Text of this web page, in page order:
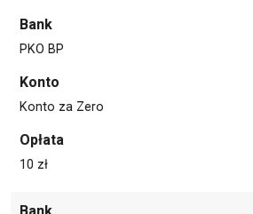
Bank
PKO BP
Konto
Konto za Zero
Opłata
10 zł